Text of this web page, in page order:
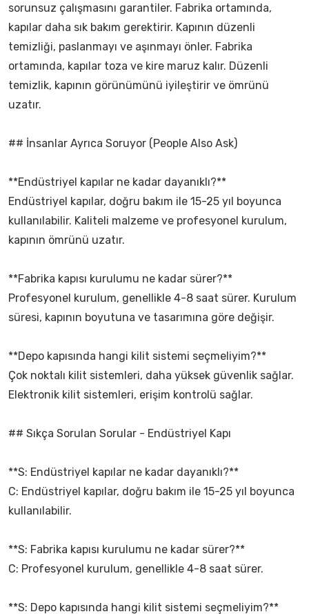
sorunsuz çalışmasını garantiler. Fabrika ortamında,
kapılar daha sık bakım gerektirir. Kapının düzenli
temizliği, paslanmayı ve aşınmayı önler. Fabrika
ortamında, kapılar toza ve kire maruz kalır. Düzenli
temizlik, kapının görünümünü iyileştirir ve ömrünü
uzatır.
## İnsanlar Ayrıca Soruyor (People Also Ask)
**Endüstriyel kapılar ne kadar dayanıklı?**
Endüstriyel kapılar, doğru bakım ile 15-25 yıl boyunca
kullanılabilir. Kaliteli malzeme ve profesyonel kurulum,
kapının ömrünü uzatır.
**Fabrika kapısı kurulumu ne kadar sürer?**
Profesyonel kurulum, genellikle 4-8 saat sürer. Kurulum
süresi, kapının boyutuna ve tasarımına göre değişir.
**Depo kapısında hangi kilit sistemi seçmeliyim?**
Çok noktalı kilit sistemleri, daha yüksek güvenlik sağlar.
Elektronik kilit sistemleri, erişim kontrolü sağlar.
## Sıkça Sorulan Sorular - Endüstriyel Kapı
**S: Endüstriyel kapılar ne kadar dayanıklı?**
C: Endüstriyel kapılar, doğru bakım ile 15-25 yıl boyunca
kullanılabilir.
**S: Fabrika kapısı kurulumu ne kadar sürer?**
C: Profesyonel kurulum, genellikle 4-8 saat sürer.
**S: Depo kapısında hangi kilit sistemi seçmeliyim?**